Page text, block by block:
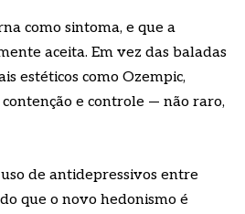
como sintoma, e que a
aceita. Em vez das baladas
estéticos como Ozempic,
e controle — não raro,
de antidepressivos entre
que o novo hedonismo é